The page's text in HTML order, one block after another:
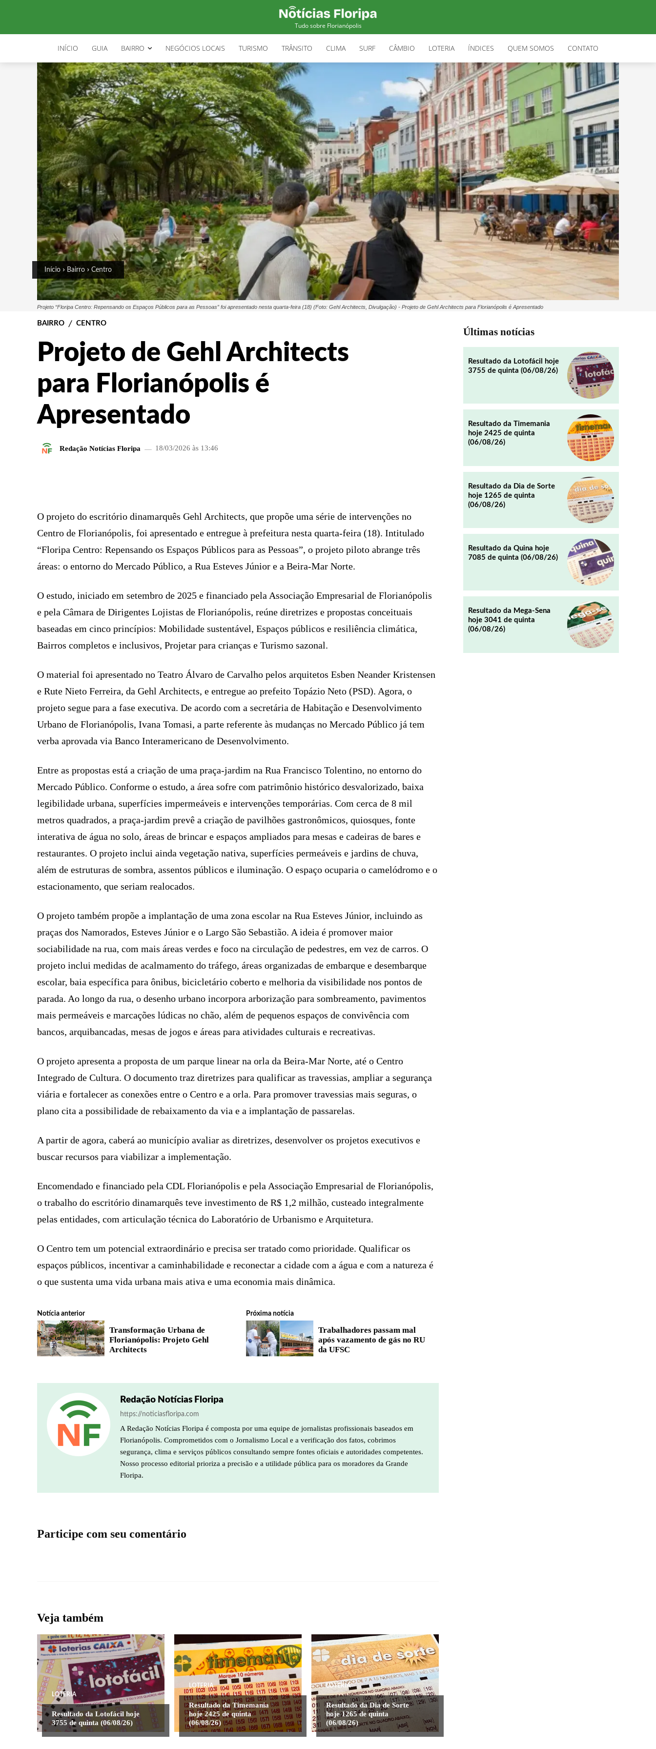
Tudo sobre Florianópolis
INÍCIO GUIA BAIRRO NEGÓCIOS LOCAIS TURISMO TRÂNSITO CLIMA SURF CÂMBIO LOTERIA ÍNDICES QUEM SOMOS CONTATO
Início Bairro Centro
Projeto “Floripa Centro: Repensando os Espaços Públicos para as Pessoas” foi apresentado nesta quarta-feira (18) (Foto: Gehl Architects, Divulgação) - Projeto de Gehl Architects para Florianópolis é Apresentado
BAIRRO CENTRO
Projeto de Gehl Architects
para Florianópolis é
Apresentado
Redação Notícias Floripa 18/03/2026 às 13:46
O projeto do escritório dinamarquês Gehl Architects, que propõe uma série de intervenções no
Centro de Florianópolis, foi apresentado e entregue à prefeitura nesta quarta-feira (18). Intitulado
“Floripa Centro: Repensando os Espaços Públicos para as Pessoas”, o projeto piloto abrange três
áreas: o entorno do Mercado Público, a Rua Esteves Júnior e a Beira-Mar Norte.
O estudo, iniciado em setembro de 2025 e financiado pela Associação Empresarial de Florianópolis
e pela Câmara de Dirigentes Lojistas de Florianópolis, reúne diretrizes e propostas conceituais
baseadas em cinco princípios: Mobilidade sustentável, Espaços públicos e resiliência climática,
Bairros completos e inclusivos, Projetar para crianças e Turismo sazonal.
O material foi apresentado no Teatro Álvaro de Carvalho pelos arquitetos Esben Neander Kristensen
e Rute Nieto Ferreira, da Gehl Architects, e entregue ao prefeito Topázio Neto (PSD). Agora, o
projeto segue para a fase executiva. De acordo com a secretária de Habitação e Desenvolvimento
Urbano de Florianópolis, Ivana Tomasi, a parte referente às mudanças no Mercado Público já tem
verba aprovada via Banco Interamericano de Desenvolvimento.
Entre as propostas está a criação de uma praça-jardim na Rua Francisco Tolentino, no entorno do
Mercado Público. Conforme o estudo, a área sofre com patrimônio histórico desvalorizado, baixa
legibilidade urbana, superfícies impermeáveis e intervenções temporárias. Com cerca de 8 mil
metros quadrados, a praça-jardim prevê a criação de pavilhões gastronômicos, quiosques, fonte
interativa de água no solo, áreas de brincar e espaços ampliados para mesas e cadeiras de bares e
restaurantes. O projeto inclui ainda vegetação nativa, superfícies permeáveis e jardins de chuva,
além de estruturas de sombra, assentos públicos e iluminação. O espaço ocuparia o camelódromo e o
estacionamento, que seriam realocados.
O projeto também propõe a implantação de uma zona escolar na Rua Esteves Júnior, incluindo as
praças dos Namorados, Esteves Júnior e o Largo São Sebastião. A ideia é promover maior
sociabilidade na rua, com mais áreas verdes e foco na circulação de pedestres, em vez de carros. O
projeto inclui medidas de acalmamento do tráfego, áreas organizadas de embarque e desembarque
escolar, baia específica para ônibus, bicicletário coberto e melhoria da visibilidade nos pontos de
parada. Ao longo da rua, o desenho urbano incorpora arborização para sombreamento, pavimentos
mais permeáveis e marcações lúdicas no chão, além de pequenos espaços de convivência com
bancos, arquibancadas, mesas de jogos e áreas para atividades culturais e recreativas.
O projeto apresenta a proposta de um parque linear na orla da Beira-Mar Norte, até o Centro
Integrado de Cultura. O documento traz diretrizes para qualificar as travessias, ampliar a segurança
viária e fortalecer as conexões entre o Centro e a orla. Para promover travessias mais seguras, o
plano cita a possibilidade de rebaixamento da via e a implantação de passarelas.
A partir de agora, caberá ao município avaliar as diretrizes, desenvolver os projetos executivos e
buscar recursos para viabilizar a implementação.
Encomendado e financiado pela CDL Florianópolis e pela Associação Empresarial de Florianópolis,
o trabalho do escritório dinamarquês teve investimento de R$ 1,2 milhão, custeado integralmente
pelas entidades, com articulação técnica do Laboratório de Urbanismo e Arquitetura.
O Centro tem um potencial extraordinário e precisa ser tratado como prioridade. Qualificar os
espaços públicos, incentivar a caminhabilidade e reconectar a cidade com a água e com a natureza é
o que sustenta uma vida urbana mais ativa e uma economia mais dinâmica.
Notícia anterior
Transformação Urbana de
Florianópolis: Projeto Gehl
Architects
Próxima notícia
Trabalhadores passam mal
após vazamento de gás no RU
da UFSC
Redação Notícias Floripa
https://noticiasfloripa.com
A Redação Notícias Floripa é composta por uma equipe de jornalistas profissionais baseados em
Florianópolis. Comprometidos com o Jornalismo Local e a verificação dos fatos, cobrimos
segurança, clima e serviços públicos consultando sempre fontes oficiais e autoridades competentes.
Nosso processo editorial prioriza a precisão e a utilidade pública para os moradores da Grande
Floripa.
Participe com seu comentário
Veja também
LOTERIA
Resultado da Lotofácil hoje
3755 de quinta (06/08/26)
LOTERIA
Resultado da Timemania
hoje 2425 de quinta
(06/08/26)
LOTERIA
Resultado da Dia de Sorte
hoje 1265 de quinta
(06/08/26)
Últimas notícias
Resultado da Lotofácil hoje
3755 de quinta (06/08/26)
Resultado da Timemania
hoje 2425 de quinta
(06/08/26)
Resultado da Dia de Sorte
hoje 1265 de quinta
(06/08/26)
Resultado da Quina hoje
7085 de quinta (06/08/26)
Resultado da Mega-Sena
hoje 3041 de quinta
(06/08/26)